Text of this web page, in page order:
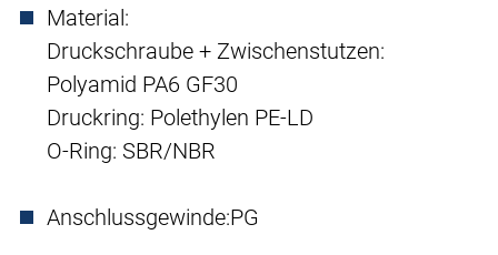
Material:
Druckschraube + Zwischenstutzen:
Polyamid PA6 GF30
Druckring: Polethylen PE-LD
O-Ring: SBR/NBR
Anschlussgewinde:PG